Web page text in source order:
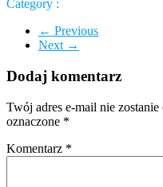
Category :
← Previous
Next →
Dodaj komentarz
Twój adres e-mail nie
oznaczone *
Komentarz *